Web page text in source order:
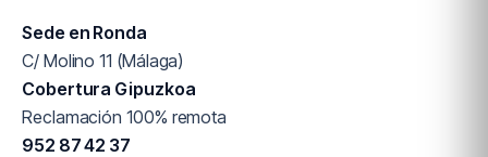
Sede en Ronda
C/ Molino 11 (Málaga)
Cobertura Gipuzkoa
Reclamación 100% remota
952 87 42 37